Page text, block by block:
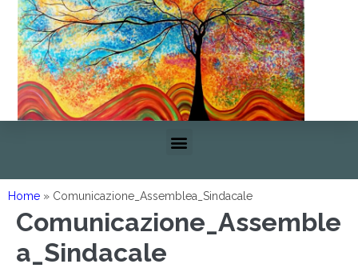
Home » Comunicazione_Assemblea_Sindacale
Comunicazione_Assemble
a_Sindacale